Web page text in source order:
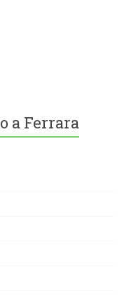
a Ferrara